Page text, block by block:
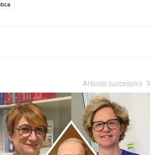
Articolo successivo